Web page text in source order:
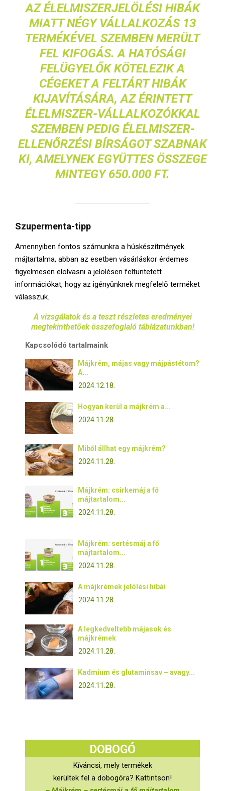
AZ ÉLELMISZERJELÖLÉSI HIBÁK
MIATT NÉGY VÁLLALKOZÁS 13
TERMÉKÉVEL SZEMBEN MERÜLT
FEL KIFOGÁS. A HATÓSÁGI
FELÜGYELŐK KÖTELEZIK A
CÉGEKET A FELTÁRT HIBÁK
KIJAVÍTÁSÁRA, AZ ÉRINTETT
ÉLELMISZER-VÁLLALKOZÓKKAL
SZEMBEN PEDIG ÉLELMISZER-
ELLENŐRZÉSI BÍRSÁGOT SZABNAK
KI, AMELYNEK EGYÜTTES ÖSSZEGE
MINTEGY 650.000 FT.
Szupermenta-tipp
Amennyiben fontos számunkra a húskészítmények
májtartalma, abban az esetben vásárláskor érdemes
figyelmesen elolvasni a jelölésen feltüntetett
információkat, hogy az igényünknek megfelelő terméket
válasszuk.
A vizsgálatok és a teszt részletes eredményei
megtekinthetőek összefoglaló táblázatunkban!
Kapcsolódó tartalmaink
Májkrém, májas vagy májpástétom?
A...
2024.12.18.
Hogyan kerül a májkrém a...
2024.11.28.
Miből állhat egy májkrém?
2024.11.28.
Májkrém: csirkemáj a fő
májtartalom...
2024.11.28.
Májkrém: sertésmáj a fő
májtartalom...
2024.11.28.
A májkrémek jelölési hibái
2024.11.28.
A legkedveltebb májasok és
májkrémek
2024.11.28.
Kadmium és glutaminsav – avagy...
2024.11.28.
DOBOGÓ
Kíváncsi, mely termékek
kerültek fel a dobogóra? Kattintson!